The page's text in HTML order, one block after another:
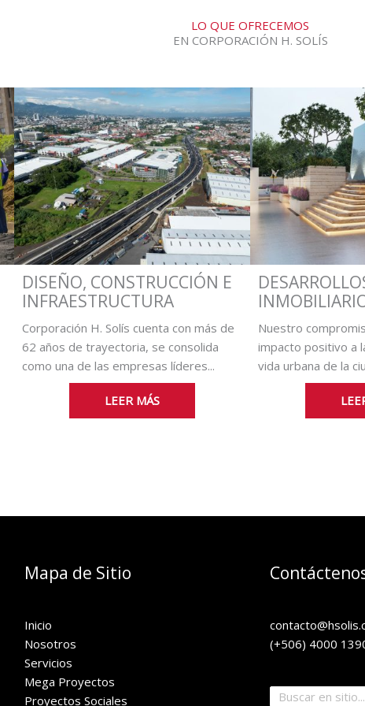
LO QUE OFRECEMOS
EN CORPORACIÓN H. SOLÍS
DISEÑO, CONSTRUCCIÓN E
INFRAESTRUCTURA
Corporación H. Solís cuenta con más de
62 años de trayectoria, se consolida
como una de las empresas líderes...
LEER MÁS
Nuestro
impacto positivo a
vida urbana de la
Mapa de Sitio
Inicio
Nosotros
Servicios
Mega Proyectos
Proyectos Sociales
(+506) 4000